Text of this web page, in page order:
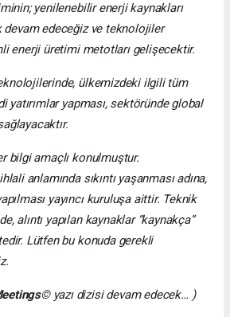
yenilenebilir enerji kaynakları
devam edeceğiz ve teknolojiler
enerji üretimi metotları gelişecektir.
ülkemizdeki ilgili tüm
yatırımlar yapması, sektöründe global
bilgi amaçlı konulmuştur.
anlamında sıkıntı yaşanması adına,
yayıncı kuruluşa aittir. Teknik
alıntı yapılan kaynaklar “kaynakça”
Lütfen bu konuda gerekli
© yazı dizisi devam edecek… )